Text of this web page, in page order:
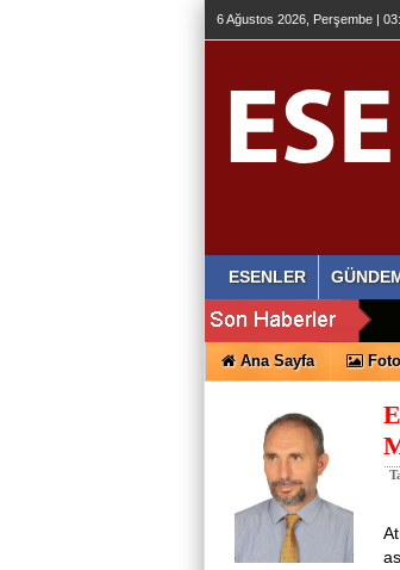
6 Ağustos 2026, Perşembe |
ESENLER
Ana Sayfa